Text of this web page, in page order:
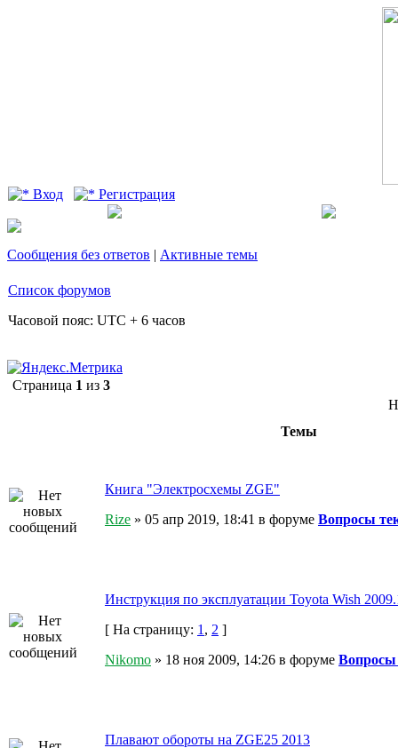
Вход Регистрация
Сообщения без ответов | Активные темы
Список форумов
Часовой пояс: UTC + 6 часов
Страница 1 из 3
Темы
Книга "Электросхемы ZGE"
Rize » 05 апр 2019, 18:41 в форуме Вопросы
Инструкция по эксплуатации Toyota Wish
[ На страницу: 1 , 2 ]
Nikomo » 18 ноя 2009, 14:26 в форуме Вопросы
Плавают обороты на ZGE25 2013